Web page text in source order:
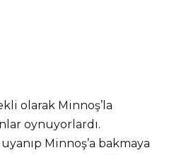
olarak Minnoş’la
oynuyorlardı.
Minnoş’a bakmaya